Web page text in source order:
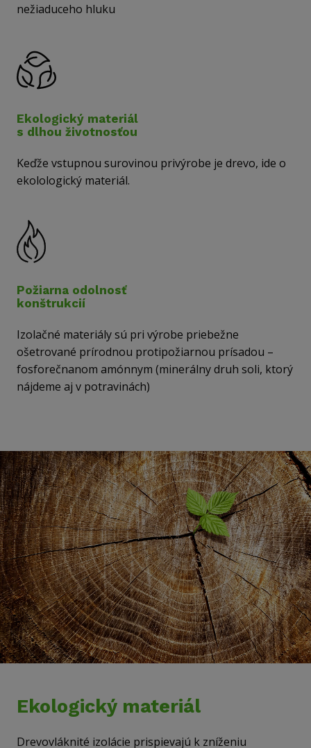
nežiaduceho hluku
Ekologický materiál
s dlhou životnosťou
Keďže vstupnou surovinou privýrobe je drevo, ide o
ekolologický materiál.
Požiarna odolnosť
konštrukcií
Izolačné materiály sú pri výrobe priebežne
ošetrované prírodnou protipožiarnou prísadou –
fosforečnanom amónnym (minerálny druh soli, ktorý
nájdeme aj v potravinách)
Ekologický materiál
Drevovláknité izolácie prispievajú k zníženiu